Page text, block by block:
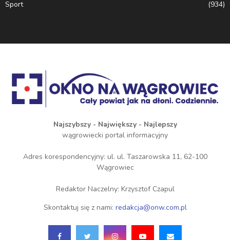
Sport
(934)
Najszybszy - Największy - Najlepszy
wągrowiecki portal informacyjny
Adres korespondencyjny: ul. ul. Taszarowska 11, 62-100
Wągrowiec
Redaktor Naczelny: Krzysztof Czapul
Skontaktuj się z nami: redakcja@onw.com.pl